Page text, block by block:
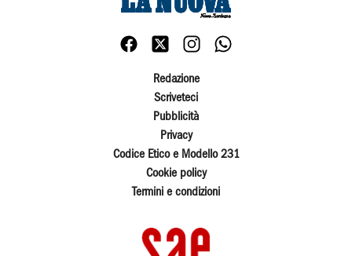
Redazione
Scriveteci
Pubblicità
Privacy
Codice Etico e Modello 231
Cookie policy
Termini e condizioni